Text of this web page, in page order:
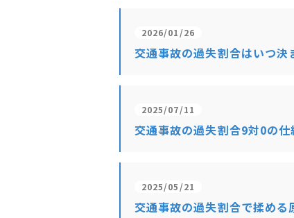
2026/01/26
交通事故の過失割合はいつ決
2025/07/11
交通事故の過失割合9対0の仕
2025/05/21
交通事故の過失割合で揉める